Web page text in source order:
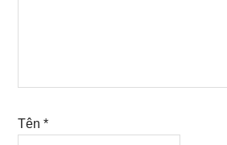
Tên*